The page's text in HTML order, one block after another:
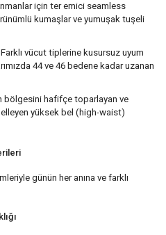
için ter emici seamless
kumaşlar ve yumuşak tuşeli
Farklı vücut tiplerine kusursuz uyum
44 ve 46 bedene kadar uzanan
bölgesini hafifçe toparlayan ve
yüksek bel (high-waist)
günün her anına ve farklı